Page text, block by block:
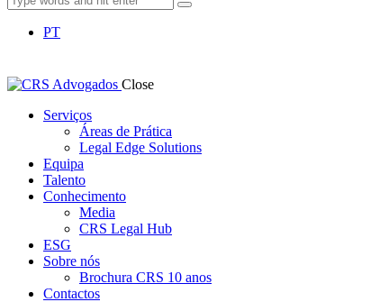
PT
Close
Serviços
Áreas de Prática
Legal Edge Solutions
Equipa
Talento
Conhecimento
Media
CRS Legal Hub
ESG
Sobre nós
Brochura CRS 10 anos
Contactos